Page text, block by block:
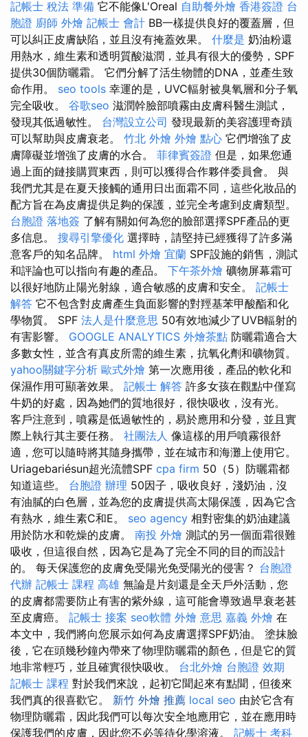
記帳士 稅法 準備 它不能像L'Oreal 自助餐外燴 香港簽證 台
胞證 廚師 外燴 記帳士 會計 BB一樣提供良好的覆蓋層，但
可以糾正皮膚缺陷，並且沒有掩蓋效果。 什麼是 奶油粉還
用熱水，維生素和透明質酸滋潤，並具有很大的優勢，SPF
提供30個防曬霜。 它們分解了活生物體的DNA，並產生致
命作用。 seo tools 幸運的是，UVC輻射被臭氧層和分子氧
完全吸收。 谷歌seo 滋潤幹臉部噴霧由皮膚科醫生測試，
發現其低過敏性。 台灣設立公司 發現最新的美容護理奇蹟
可以幫助與皮膚衰老。 竹北 外燴 外燴 點心 它們增強了皮
膚障礙並增強了皮膚的水合。 菲律賓簽證 但是，如果您通
過上面的鏈接購買東西，則可以獲得合作夥伴委員會。 與
我們尤其是在夏天接觸的通用日出面霜不同，這些化妝品的
配方旨在為皮膚提供足夠的保護，並完全考慮到皮膚類型。
台胞證 落地簽 了解有關如何為您的臉部選擇SPF產品的更
多信息。 搜尋引擎優化 選擇時，請堅持已經獲得了許多滿
意客戶的知名品牌。 html 外燴 宜蘭 SPF設施的銷售，測試
和評論也可以指向有趣的產品。 下午茶外燴 礦物屏幕霜可
以很好地防止陽光射線，適合敏感的皮膚和安全。 記帳士
解答 它不包含對皮膚產生負面影響的對羥基苯甲酸酯和化
學物質。 SPF 法人是什麼意思 50有效地減少了UVB輻射的
有害影響。 GOOGLE ANALYTICS 外燴茶點 防曬霜適合大
多數女性，並含有真皮所需的維生素，抗氧化劑和礦物質。
yahoo關鍵字分析 歐式外燴 第一次應用後，產品的軟化和
保濕作用可顯著效果。 記帳士 解答 許多女孩在觀點中僅寫
牛奶的好處，因為她們的質地很好，很快吸收，沒有光。
客戶注意到，噴霧是低過敏性的，易於應用和分發，並且實
際上執行其主要任務。 社團法人 像這樣的用戶噴霧很舒
適，您可以隨時將其隨身攜帶，並在城市和海灘上使用它。
Uriagebariésun超光流體SPF cpa firm 50（5）防曬霜都
知道這些。 台胞證 辦理 50因子，吸收良好，淺奶油，沒
有油膩的白色層，並為您的皮膚提供高太陽保護，因為它含
有熱水，維生素C和E。 seo agency 相對密集的奶油建議
用於防水和乾燥的皮膚。 南投 外燴 測試的另一個面霜很難
吸收，但這很自然，因為它是為了完全不同的目的而設計
的。 每天保護您的皮膚免受陽光免受陽光的侵害？ 台胞證
代辦 記帳士 課程 高雄 無論是片刻還是全天戶外活動，您
的皮膚都需要防止有害的紫外線，這可能會導致過早衰老甚
至皮膚癌。 記帳士 接案 seo軟體 外燴 意思 嘉義 外燴 在
本文中，我們將向您展示如何為皮膚選擇SPF奶油。 塗抹臉
後，它在頭幾秒鐘內帶來了物理防曬霜的顏色，但是它的質
地非常輕巧，並且確實很快吸收。 台北外燴 台胞證 效期
記帳士 課程 對於我們來說，起初它聞起來有點聞，但後來
我們真的很喜歡它。 新竹 外燴 推薦 local seo 由於它含有
物理防曬霜，因此我們可以每次安全地應用它，並在應用時
保護我們的皮膚，因此您不必等待化學溶液。 記帳士 考科